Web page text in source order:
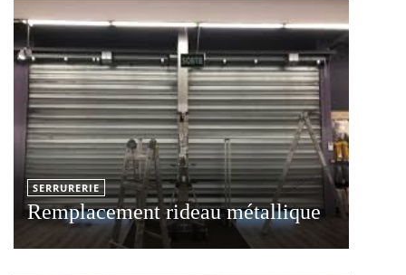
SERRURERIE
Remplacement rideau métallique